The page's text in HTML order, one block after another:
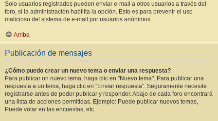
Solo usuarios registrados pueden enviar e-mail a otros usuarios a través del
foro, si la administración habilita la opción. Esto es para prevenir el uso
malicioso del sistema de e-mail por usuarios anónimos.
Arriba
Publicación de mensajes
¿Cómo puedo crear un nuevo tema o enviar una respuesta?
Para publicar un nuevo tema, haga clic en "Nuevo tema". Para publicar una
respuesta a un tema, haga clic en "Enviar respuesta". Seguramente necesite
registrarse antes de poder publicar y responder. Abajo de cada foro encontrará
una lista de acciones permitidas. Ejemplo: Puede publicar nuevos temas,
Puede votar en las encuestas, etc.